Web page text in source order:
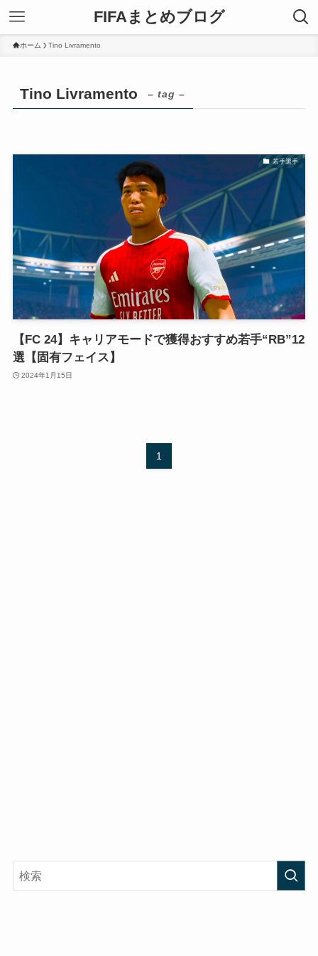
FIFAまとめブログ
ホーム Tino Livramento
Tino Livramento – tag –
若手選手
【FC 24】キャリアモードで獲得おすすめ若手“RB”12
選【固有フェイス】
2024年1月15日
1